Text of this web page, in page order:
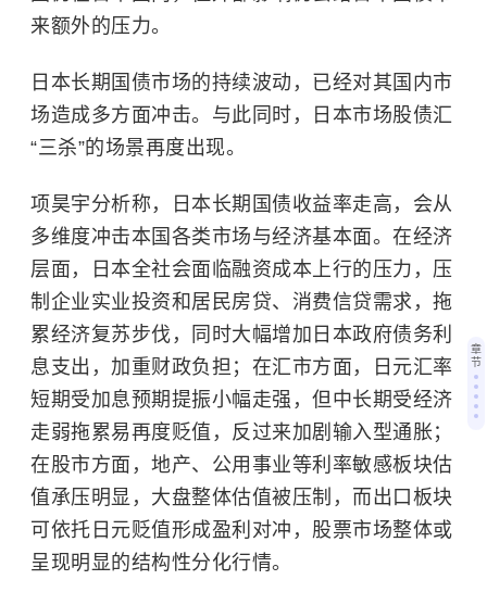
来额外的压力。
日本长期国债市场的持续波动，已经对其国内市
场造成多方面冲击。与此同时，日本市场股债汇
“三杀”的场景再度出现。
项昊宇分析称，日本长期国债收益率走高，会从
多维度冲击本国各类市场与经济基本面。在经济
层面，日本全社会面临融资成本上行的压力，压
制企业实业投资和居民房贷、消费信贷需求，拖
累经济复苏步伐，同时大幅增加日本政府债务利
息支出，加重财政负担；在汇市方面，日元汇率
短期受加息预期提振小幅走强，但中长期受经济
走弱拖累易再度贬值，反过来加剧输入型通胀；
在股市方面，地产、公用事业等利率敏感板块估
值承压明显，大盘整体估值被压制，而出口板块
可依托日元贬值形成盈利对冲，股票市场整体或
呈现明显的结构性分化行情。
章
节